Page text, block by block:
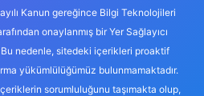
Kanun gereğince Bilgi Teknolojileri
onaylanmış bir Yer Sağlayıcı
nedenle, sitedeki içerikleri proaktif
yükümlülüğümüz bulunmamaktadır.
sorumluluğunu taşımakta olup,